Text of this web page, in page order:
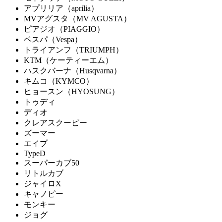
アプリリア（aprilia）
MVアグスタ（MV AGUSTA）
ピアジオ（PIAGGIO）
ベスパ（Vespa）
トライアンフ（TRIUMPH）
KTM（ケーティーエム）
ハスクバーナ（Husqvarna）
キムコ（KYMCO）
ヒョースン（HYOSUNG）
トゥディ
ディオ
クレアスクーピー
ズーマー
エイプ
TypeD
スーパーカブ50
リトルカブ
ジャイロX
キャノピー
モンキー
ジョグ